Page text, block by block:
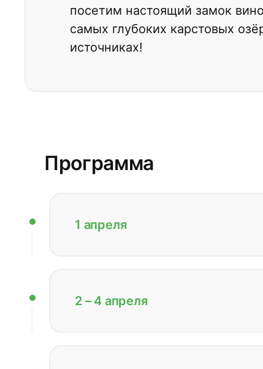
посетим настоящий замок
самых глубоких карстовых
источниках!
Программа
1 апреля
2 – 4 апреля